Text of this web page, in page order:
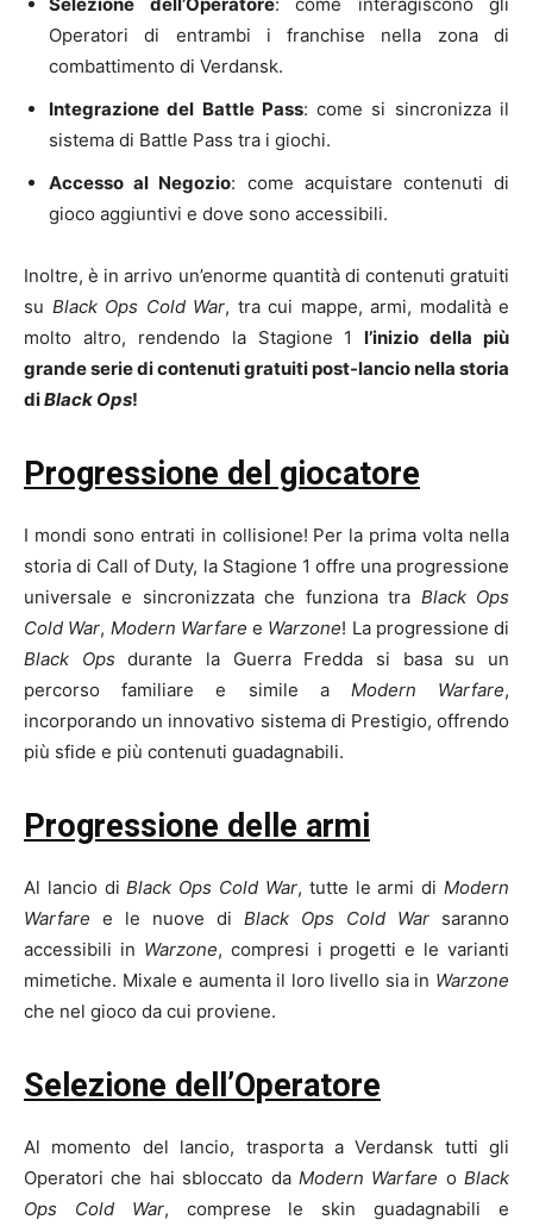
Operatori di entrambi i franchise nella zona di
combattimento di Verdansk.
Integrazione del Battle Pass: come si sincronizza il
sistema di Battle Pass tra i giochi.
Accesso al Negozio: come acquistare contenuti di
gioco aggiuntivi e dove sono accessibili.
Inoltre, è in arrivo un’enorme quantità di contenuti gratuiti
su Black Ops Cold War, tra cui mappe, armi, modalità e
molto altro, rendendo la Stagione 1l’inizio della più
grande serie di contenuti gratuiti post-lancio nella storia
diBlack Ops!
Progressione del giocatore
I mondi sono entrati in collisione! Per la prima volta nella
storia di Call of Duty, la Stagione 1 offre una progressione
universale e sincronizzata che funziona tra Black Ops
Cold War, Modern Warfare e Warzone! La progressione di
Black Ops durante la Guerra Fredda si basa su un
percorso familiare e simile a Modern Warfare,
incorporando un innovativo sistema di Prestigio, offrendo
più sfide e più contenuti guadagnabili.
Progressione delle armi
Al lancio diBlack Ops Cold War, tutte le armi diModern
Warfare e le nuove di Black Ops Cold War saranno
accessibili in Warzone, compresi i progetti e le varianti
mimetiche. Mixale e aumenta il loro livello sia in Warzone
che nel gioco da cui proviene.
Selezione dell’Operatore
Al momento del lancio, trasporta a Verdansk tutti gli
Operatori che hai sbloccato da Modern Warfare o Black
Ops Cold War, comprese le skin guadagnabili e